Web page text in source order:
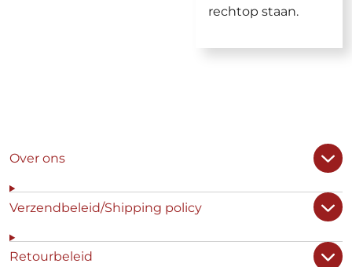
rechtop staan.
Over ons
Verzendbeleid/Shipping policy
Retourbeleid